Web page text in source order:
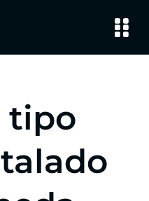
tipo